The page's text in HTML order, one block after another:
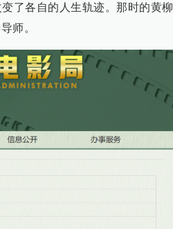
了各自的人生轨迹。那时的黄柳
师。